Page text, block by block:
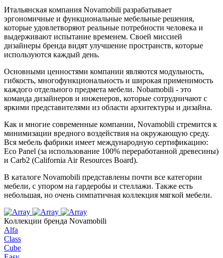
Итальянская компания Novamobili разрабатывает
эргономичные и функциональные мебельные решения,
которые удовлетворяют реальные потребности человека и
выдерживают испытание временем. Своей миссией
дизайнеры бренда видят улучшение пространств, которые
используются каждый день.
Основными ценностями компании являются модульность,
гибкость, многофункциональность и широкая применимость
каждого отдельного предмета мебели. Nobamobili - это
команда дизайнеров и инженеров, которые сотрудничают с
яркими представителями из области архитектуры и дизайна.
Как и многие современные компании, Novamobili стремится к
минимизации вредного воздействия на окружающую среду.
Вся мебель фабрики имеет международную сертификацию:
Eco Panel (за использование 100% переработанной древесины)
и Carb2 (California Air Resources Board).
В каталоге Novamobili представлены почти все категории
мебели, с упором на гардеробы и стеллажи. Также есть
небольшая, но очень симпатичная коллекция мягкой мебели.
Коллекции бренда Novamobili
Alfa
Class
Cube